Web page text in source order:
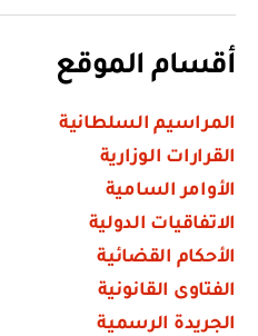
أقسام الموقع
المراسيم السلطانية
القرارات الوزارية
الأوامر السامية
الاتفاقيات الدولية
الأحكام القضائية
الفتاوى القانونية
الجريدة الرسمية